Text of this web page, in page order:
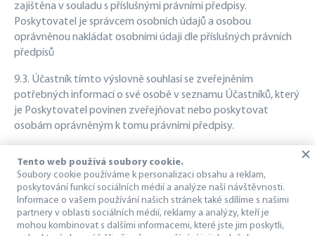
zajištěna v souladu s příslušnými právními předpisy.
Poskytovatel je správcem osobních údajů a osobou
oprávněnou nakládat osobními údaji dle příslušných právních
předpisů
9.3. Účastník tímto výslovně souhlasí se zveřejněním
potřebných informací o své osobě v seznamu Účastníků, který
je Poskytovatel povinen zveřejňovat nebo poskytovat
osobám oprávněným k tomu právními předpisy.
mlčenlivost o veškerých informacích obchodního, finančního a
technického
charakteru druhé smluvní straně, se kterými se seznámili
během trvání smluvního vztahu, a to po celou dobu trvání
smluvního vztahu a dále po dobu tří let od ukončení smluvního
Tento web používá soubory cookie.
Soubory cookie používáme k personalizaci obsahu a reklam,
poskytování funkcí sociálních médií a analýze naší návštěvnosti.
Informace o vašem používání našich stránek také sdílíme s našimi
partnery v oblasti sociálních médií, reklamy a analýzy, kteří je
mohou kombinovat s dalšími informacemi, které jste jim poskytli,